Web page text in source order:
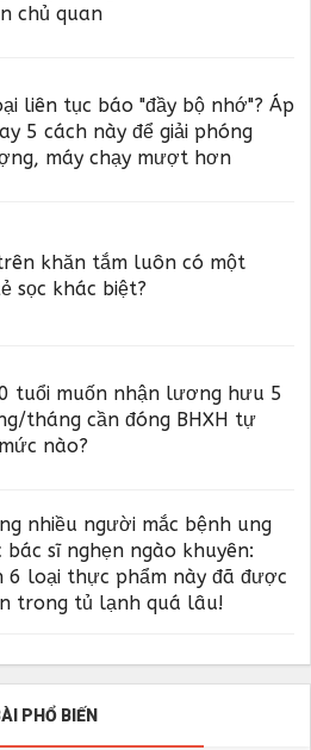
chủ quan
liên tục báo "đầy bộ nhớ"? Áp
5 cách này để giải phóng
máy chạy mượt hơn
khăn tắm luôn có một
sọc khác biệt?
tuổi muốn nhận lương hưu 5
tháng cần đóng BHXH tự
nào?
nhiều người mắc bệnh ung
bác sĩ nghẹn ngào khuyên:
6 loại thực phẩm này đã được
trong tủ lạnh quá lâu!
PHỔ BIẾN